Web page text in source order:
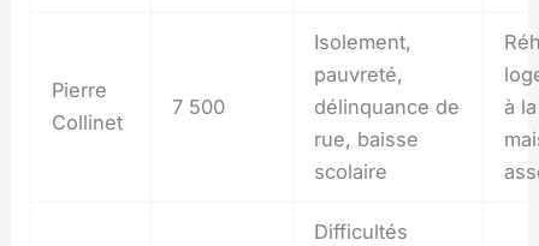
Pierre
Collinet
7 500
Isolement,
pauvreté,
délinquance de
rue, baisse
scolaire
à
Difficultés